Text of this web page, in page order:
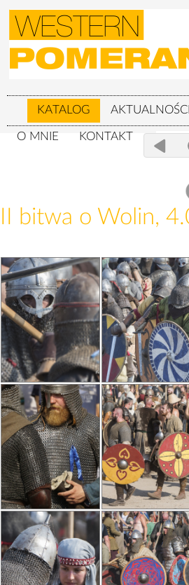
KATALOG AKTUALNOŚCI
O MNIE KONTAKT
5.08.2018r.
II
II bitwa o Wolin,